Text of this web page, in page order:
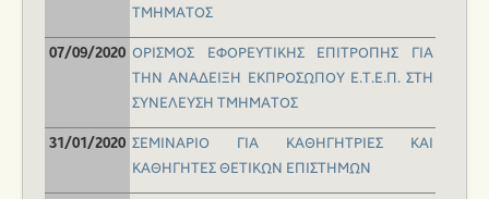
ΤΜΗΜΑΤΟΣ
07/09/2020 OΡΙΣΜΟΣ ΕΦΟΡΕΥΤΙΚΗΣ ΕΠΙΤΡΟΠΗΣ ΓΙΑ
ΤΗΝ ΑΝΑΔΕΙΞΗ ΕΚΠΡΟΣΩΠΟΥ Ε.Τ.Ε.Π. ΣΤΗ
ΣΥΝΕΛΕΥΣΗ ΤΜΗΜΑΤΟΣ
31/01/2020 ΣΕΜΙΝAΡΙΟ ΓΙΑ ΚΑΘΗΓΗΤΡΙΕΣ ΚΑΙ
ΚΑΘΗΓΗΤΕΣ ΘΕΤΙΚΩΝ ΕΠΙΣΤΗΜΩΝ